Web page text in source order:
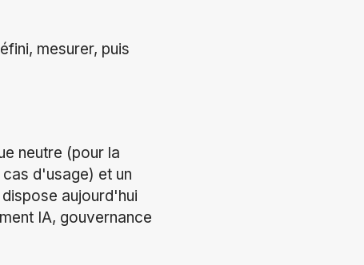
mesurer, puis
neutre (pour la
d'usage) et un
aujourd'hui
IA, gouvernance